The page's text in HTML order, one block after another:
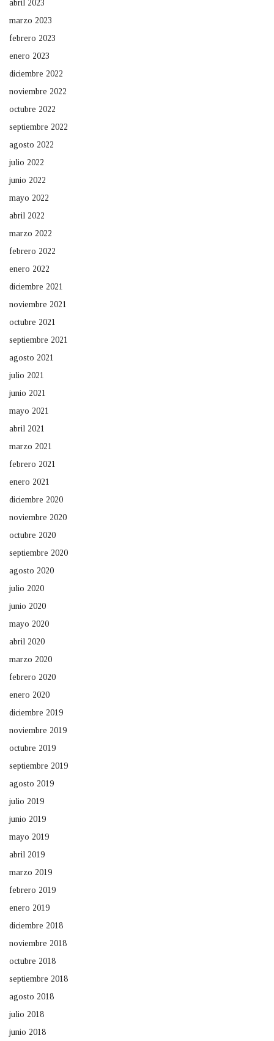
abril 2023
marzo 2023
febrero 2023
enero 2023
diciembre 2022
noviembre 2022
octubre 2022
septiembre 2022
agosto 2022
julio 2022
junio 2022
mayo 2022
abril 2022
marzo 2022
febrero 2022
enero 2022
diciembre 2021
noviembre 2021
octubre 2021
septiembre 2021
agosto 2021
julio 2021
junio 2021
mayo 2021
abril 2021
marzo 2021
febrero 2021
enero 2021
diciembre 2020
noviembre 2020
octubre 2020
septiembre 2020
agosto 2020
julio 2020
junio 2020
mayo 2020
abril 2020
marzo 2020
febrero 2020
enero 2020
diciembre 2019
noviembre 2019
octubre 2019
septiembre 2019
agosto 2019
julio 2019
junio 2019
mayo 2019
abril 2019
marzo 2019
febrero 2019
enero 2019
diciembre 2018
noviembre 2018
octubre 2018
septiembre 2018
agosto 2018
julio 2018
junio 2018